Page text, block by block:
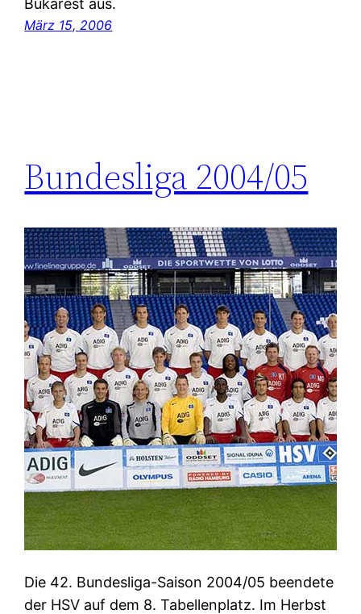
Bukarest aus.
März 15, 2006
Bundesliga 2004/05
Die 42. Bundesliga-Saison 2004/05 beendete
der HSV auf dem 8. Tabellenplatz. Im Herbst